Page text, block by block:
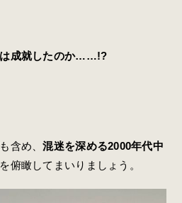
は成就したのか……!?
も含め、混迷を深める2000年代中
を俯瞰してまいりましょう。